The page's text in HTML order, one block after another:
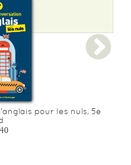
pour les nuls, 5e